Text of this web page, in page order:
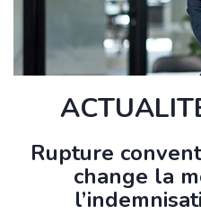
Rupture
change la